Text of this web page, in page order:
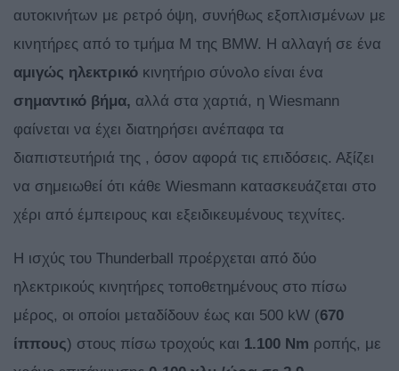
αυτοκινήτων με ρετρό όψη, συνήθως εξοπλισμένων με
κινητήρες από το τμήμα M της BMW. Η αλλαγή σε ένα
αμιγώς ηλεκτρικό κινητήριο σύνολο είναι ένα
σημαντικό βήμα, αλλά στα χαρτιά, η Wiesmann
φαίνεται να έχει διατηρήσει ανέπαφα τα
διαπιστευτήριά της , όσον αφορά τις επιδόσεις. Αξίζει
να σημειωθεί ότι κάθε Wiesmann κατασκευάζεται στο
χέρι από έμπειρους και εξειδικευμένους τεχνίτες.
Η ισχύς του Thunderball προέρχεται από δύο
ηλεκτρικούς κινητήρες τοποθετημένους στο πίσω
μέρος, οι οποίοι μεταδίδουν έως και 500 kW (670
ίππους) στους πίσω τροχούς και 1.100 Nm ροπής, με